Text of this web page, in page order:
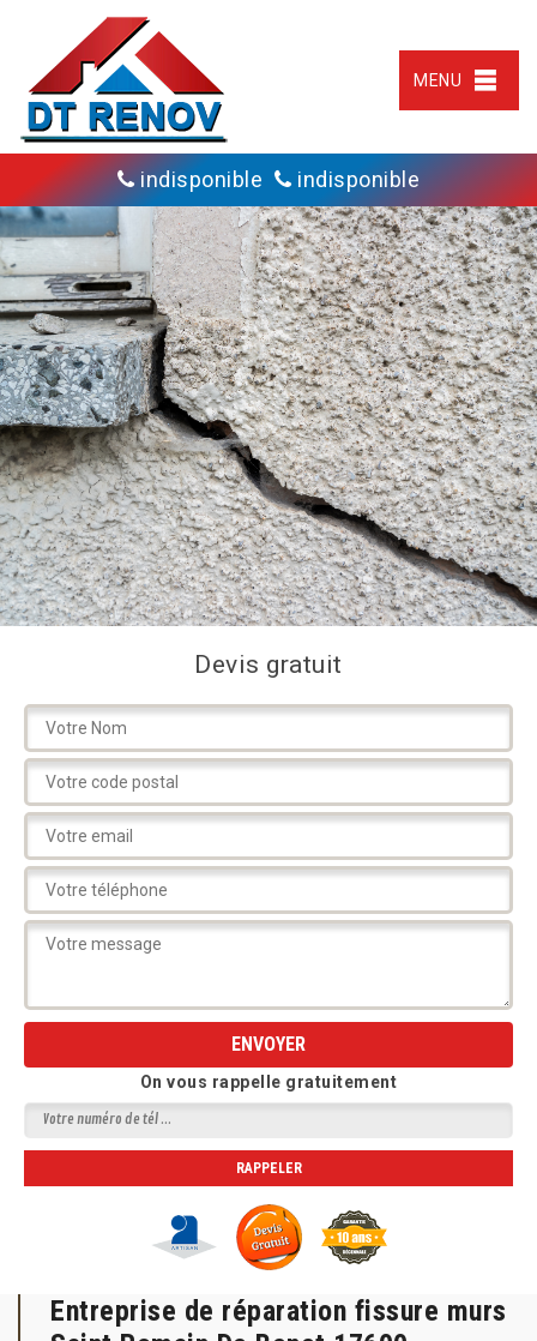
MENU
indisponible indisponible
Devis gratuit
On vous rappelle gratuitement
Entreprise de réparation fissure murs